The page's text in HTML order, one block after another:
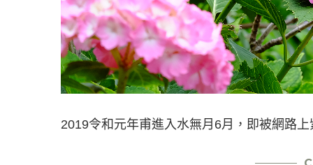
2019令和元年甫進入水無月6月，即被網路